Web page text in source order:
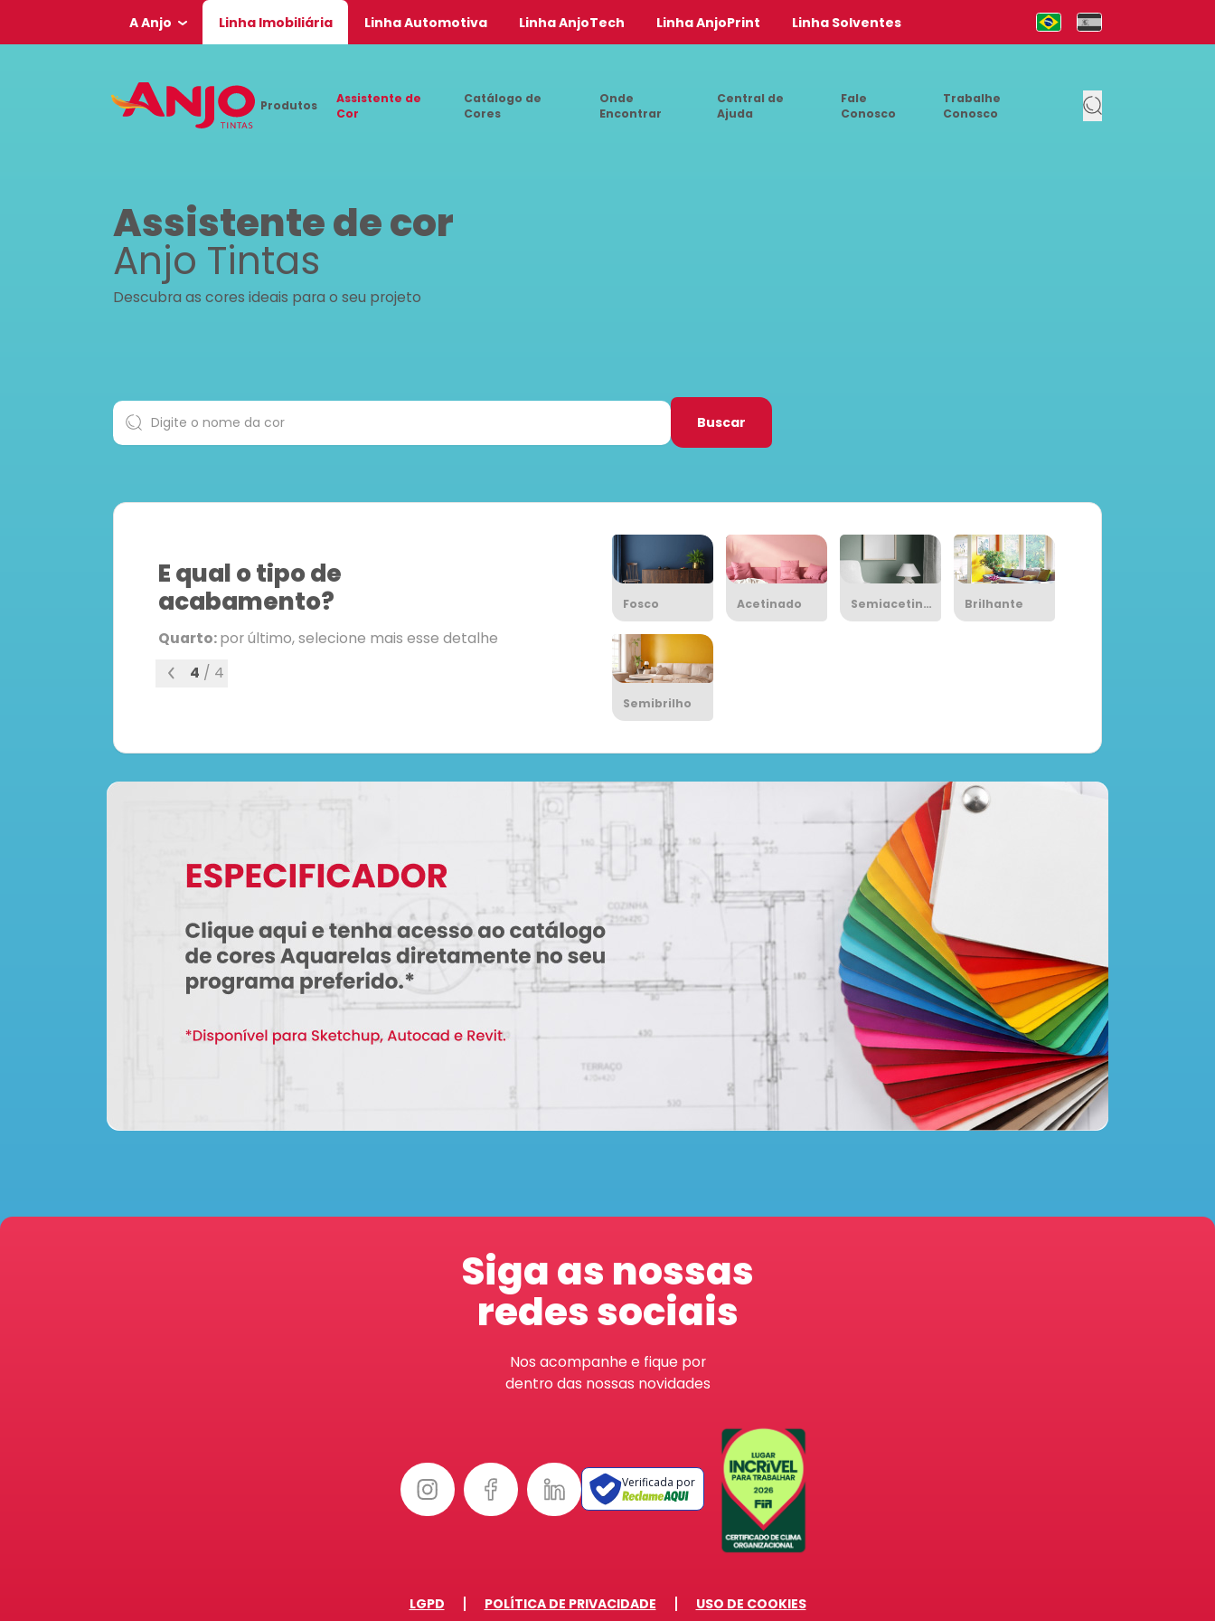
A Anjo Linha Imobiliária Linha Automotiva Linha AnjoTech Linha AnjoPrint
Linha Solventes
Produtos
Assistente de
Cor
Catálogo de
Cores
Onde
Encontrar
Central de
Ajuda
Fale
Conosco
Trabalhe
Conosco
Assistente de cor
Anjo Tintas
Descubra as cores ideais para o seu projeto
Buscar
4 / 4
E qual o tipo de
acabamento?
Quarto:por último, selecione mais esse detalhe
Fosco Acetinado Semiacetinado Brilhante
Semibrilho
Siga as nossas
redes sociais
Nos acompanhe e fique por
dentro das nossas novidades
Verificada por
LGPD POLÍTICA DE PRIVACIDADE USO DE COOKIES